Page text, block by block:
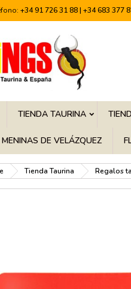
+34 91 726 31 88 | +34 683 377
TIENDA TAURINA
DE VELÁZQUEZ
Tienda Taurina Regalos